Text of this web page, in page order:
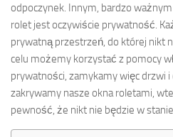
odpoczynek. Innym, bardzo
rolet jest oczywiście prywatność.
prywatną przestrzeń, do której nikt
celu możemy korzystać z pomocy
prywatności, zamykamy więc drzwi
zakrywamy nasze okna roletami,
pewność, że nikt nie będzie w